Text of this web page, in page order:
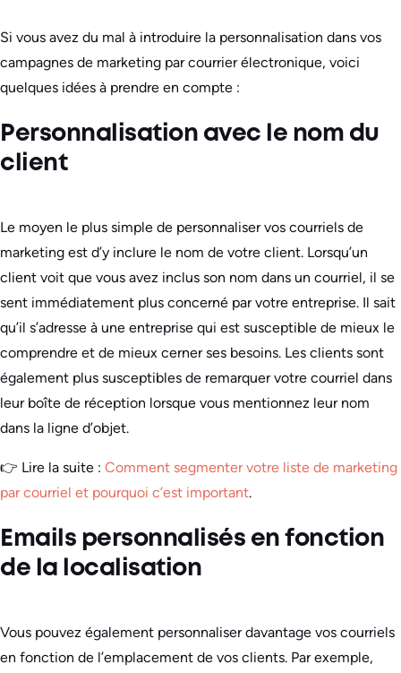
Si vous avez du mal à introduire la personnalisation dans vos
campagnes de marketing par courrier électronique, voici
quelques idées à prendre en compte :
Personnalisation avec le nom du
client
Le moyen le plus simple de personnaliser vos courriels de
marketing est d’y inclure le nom de votre client. Lorsqu’un
client voit que vous avez inclus son nom dans un courriel, il se
sent immédiatement plus concerné par votre entreprise. Il sait
qu’il s’adresse à une entreprise qui est susceptible de mieux le
comprendre et de mieux cerner ses besoins. Les clients sont
également plus susceptibles de remarquer votre courriel dans
leur boîte de réception lorsque vous mentionnez leur nom
dans la ligne d’objet.
👉 Lire la suite : Comment segmenter votre liste de marketing
par courriel et pourquoi c’est important.
Emails personnalisés en fonction
de la localisation
Vous pouvez également personnaliser davantage vos courriels
en fonction de l’emplacement de vos clients. Par exemple,